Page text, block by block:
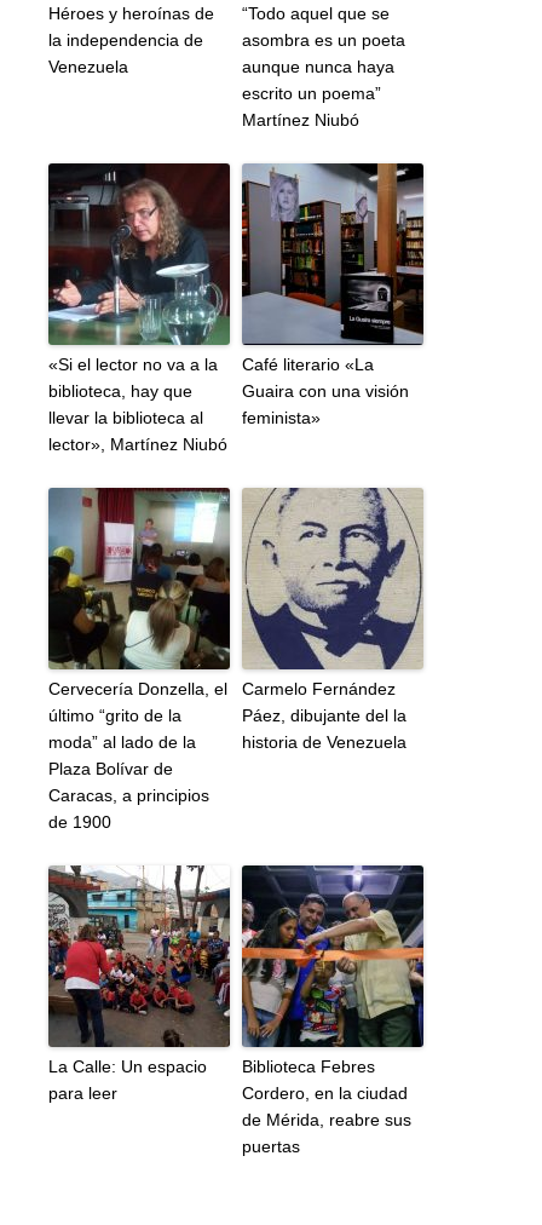
Héroes y heroínas de
la independencia de
Venezuela
“Todo aquel que se
asombra es un poeta
aunque nunca haya
escrito un poema”
Martínez Niubó
«Si el lector no va a la
biblioteca, hay que
llevar la biblioteca al
lector», Martínez Niubó
Café literario «La
Guaira con una visión
feminista»
Cervecería Donzella, el
último “grito de la
moda” al lado de la
Plaza Bolívar de
Caracas, a principios
de 1900
Carmelo Fernández
Páez, dibujante del la
historia de Venezuela
La Calle: Un espacio
para leer
Biblioteca Febres
Cordero, en la ciudad
de Mérida, reabre sus
puertas